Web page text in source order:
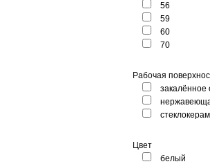
56
59
60
70
Рабочая
закалённое
Цвет
белый